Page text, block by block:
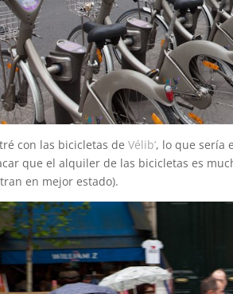
con las bicicletas de Vélib’, lo que sería
que el alquiler de las bicicletas es
en mejor estado).